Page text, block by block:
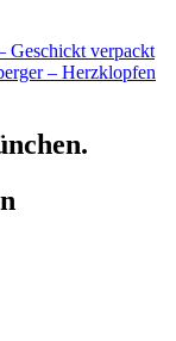
verpackt
– Herzklopfen